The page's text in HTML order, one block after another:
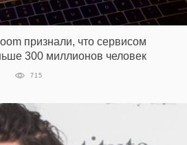
признали, что сервисом
300 миллионов человек
715